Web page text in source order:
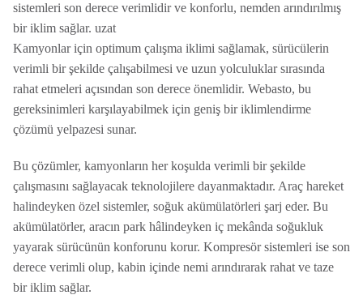
sistemleri son derece verimlidir ve konforlu, nemden arındırılmış
bir iklim sağlar. uzat
Kamyonlar için optimum çalışma iklimi sağlamak, sürücülerin
verimli bir şekilde çalışabilmesi ve uzun yolculuklar sırasında
rahat etmeleri açısından son derece önemlidir. Webasto, bu
gereksinimleri karşılayabilmek için geniş bir iklimlendirme
çözümü yelpazesi sunar.
Bu çözümler, kamyonların her koşulda verimli bir şekilde
çalışmasını sağlayacak teknolojilere dayanmaktadır. Araç hareket
halindeyken özel sistemler, soğuk akümülatörleri şarj eder. Bu
akümülatörler, aracın park hâlindeyken iç mekânda soğukluk
yayarak sürücünün konforunu korur. Kompresör sistemleri ise son
derece verimli olup, kabin içinde nemi arındırarak rahat ve taze
bir iklim sağlar.